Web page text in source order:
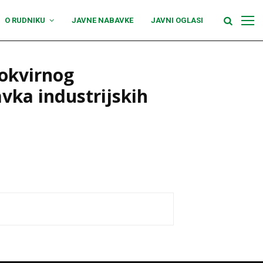
O RUDNIKU JAVNE NABAVKE JAVNI OGLASI
industrijskih